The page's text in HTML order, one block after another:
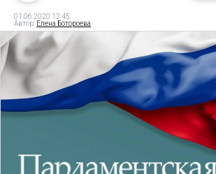
01.06.2020 12:45
Автор: Елена Ботороева